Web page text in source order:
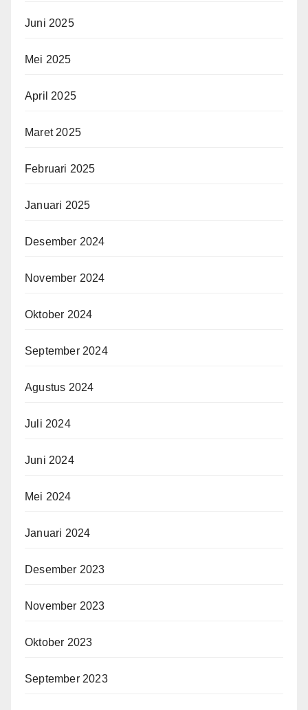
Juni 2025
Mei 2025
April 2025
Maret 2025
Februari 2025
Januari 2025
Desember 2024
November 2024
Oktober 2024
September 2024
Agustus 2024
Juli 2024
Juni 2024
Mei 2024
Januari 2024
Desember 2023
November 2023
Oktober 2023
September 2023